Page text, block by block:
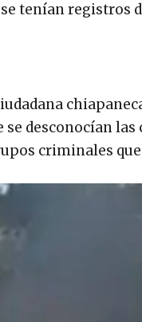
tenían registros
desconocían las
criminales